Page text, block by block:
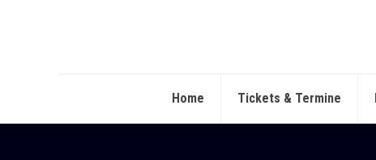
Home Tickets & Termine